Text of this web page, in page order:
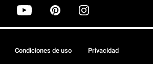
Condiciones de uso Privacidad